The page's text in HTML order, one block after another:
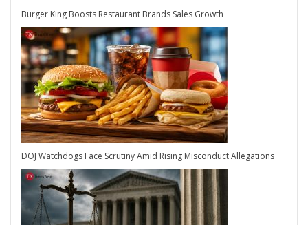
Burger King Boosts Restaurant Brands Sales Growth
DOJ Watchdogs Face Scrutiny Amid Rising Misconduct Allegations